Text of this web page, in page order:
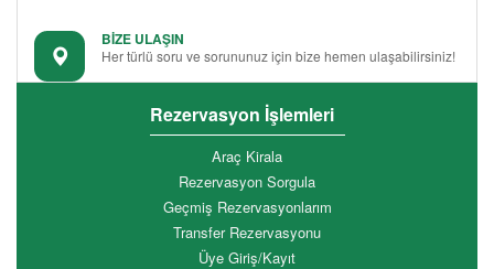
BİZE ULAŞIN
Her türlü soru ve sorununuz için bize hemen ulaşabilirsiniz!
Rezervasyon İşlemleri
Araç Kirala
Rezervasyon Sorgula
Geçmiş Rezervasyonlarım
Transfer Rezervasyonu
Üye Giriş/Kayıt